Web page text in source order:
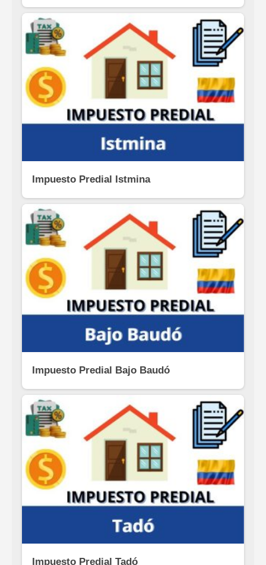
Impuesto Predial Istmina
Impuesto Predial Bajo Baudó
Impuesto Predial Tadó